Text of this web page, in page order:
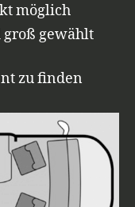
möglich
groß gewählt
zu finden